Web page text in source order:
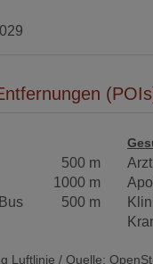
500 m
1000 m
500 m
Arzt
Luftlinie / Quelle: